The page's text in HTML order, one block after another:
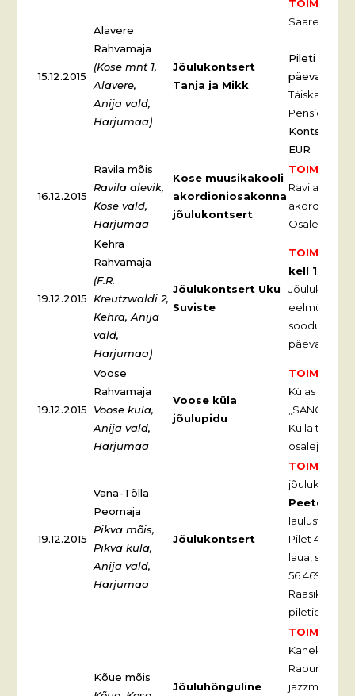
15.12.2015
Alavere
Rahvamaja
(Kose mnt 1,
Alavere,
Anija vald,
Harjumaa)
Jõulukontsert
Tanja ja Mikk
Saare
Pileti hind
päevani:
Pensionärid,
EUR
16.12.2015
Ravila mõis
Ravila alevik,
Kose vald,
Harjumaa
Kose muusikakooli
akordioniosakonna
jõulukontsert
Ravila
Osalemine
19.12.2015
Kehra
Rahvamaja
(F.R.
Kreutzwaldi 2,
Kehra, Anija
vald,
Harjumaa)
Jõulukontsert Uku
Suviste
kell 18:00
eelmüügist
sooduspilet
päeval
19.12.2015
Voose
Rahvamaja
Voose küla,
Anija vald,
Harjumaa
Voose küla
jõulupidu
Külas
Külla tuleb
osaleja
19.12.2015
Vana-Tõlla
Peomaja
Pikva mõis,
Pikva küla,
Anija vald,
Harjumaa
Jõulukontsert
Peeter
Pilet 40
laua, siis
56 469 233
Raasiku-
piletid koju
Kõue mõis
Jõuluhõnguline
Kaheksa
Rapur